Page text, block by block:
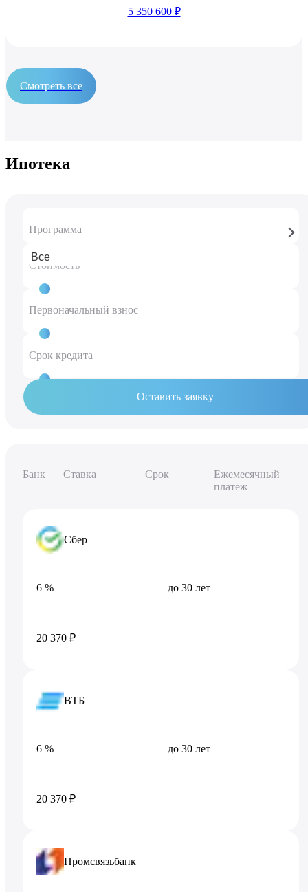
5 350 600 ₽
Смотреть все
Ипотека
Программа
Стоимость
Первоначальный взнос
Срок кредита
Оставить заявку
Банк Ставка Срок
Ежемесячный
платеж
Сбер
6 % до 30 лет
20 370 ₽
ВТБ
6 % до 30 лет
20 370 ₽
Промсвязьбанк